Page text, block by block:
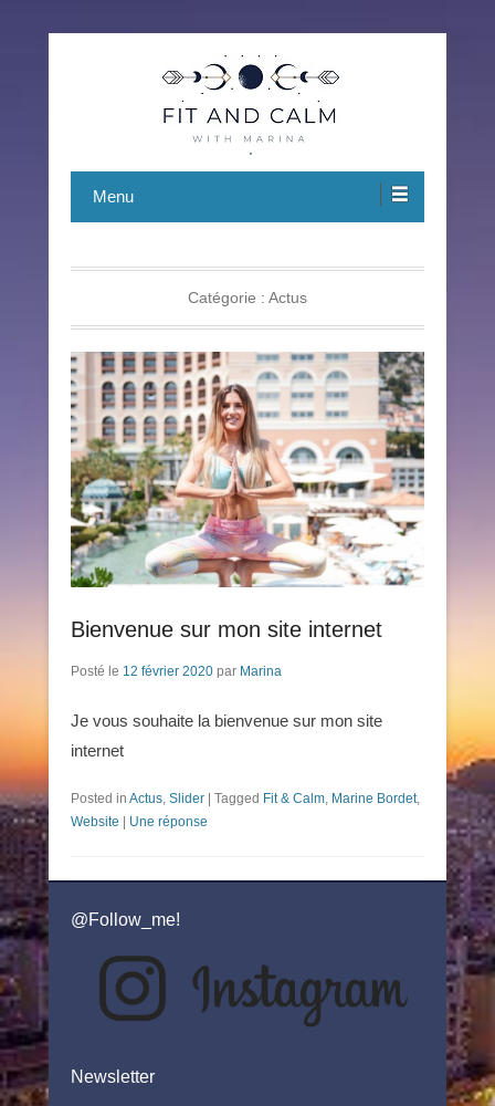
Marina BORDET
Menu
Catégorie : Actus
Bienvenue sur mon site internet
Posté le 12 février 2020 par Marina
Je vous souhaite la bienvenue sur mon site
internet
Posted in Actus, Slider Tagged Fit & Calm, Marine Bordet,
Website
Une réponse
@Follow_me!
Newsletter